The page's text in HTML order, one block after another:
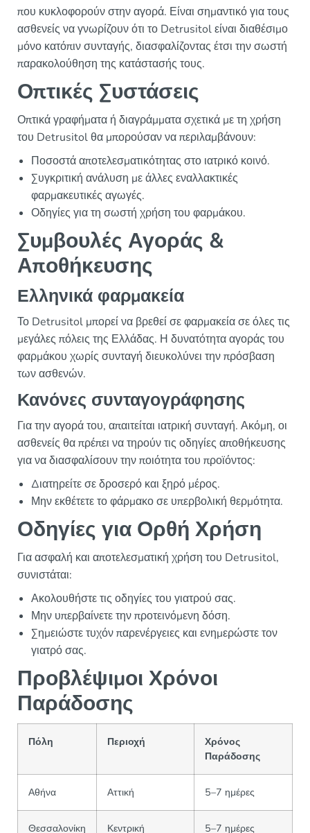
που κυκλοφορούν στην αγορά. Είναι σημαντικό για τους
ασθενείς να γνωρίζουν ότι το Detrusitol είναι διαθέσιμο
μόνο κατόπιν συνταγής, διασφαλίζοντας έτσι την σωστή
παρακολούθηση της κατάστασής τους.
Οπτικές Συστάσεις
Οπτικά γραφήματα ή διαγράμματα σχετικά με τη χρήση
του Detrusitol θα μπορούσαν να περιλαμβάνουν:
Ποσοστά αποτελεσματικότητας στο ιατρικό κοινό.
Συγκριτική ανάλυση με άλλες εναλλακτικές
φαρμακευτικές αγωγές.
Οδηγίες για τη σωστή χρήση του φαρμάκου.
Συμβουλές Αγοράς &
Αποθήκευσης
Ελληνικά φαρμακεία
Το Detrusitol μπορεί να βρεθεί σε φαρμακεία σε όλες τις
μεγάλες πόλεις της Ελλάδας. Η δυνατότητα αγοράς του
φαρμάκου χωρίς συνταγή διευκολύνει την πρόσβαση
των ασθενών.
Κανόνες συνταγογράφησης
Για την αγορά του, απαιτείται ιατρική συνταγή. Ακόμη, οι
ασθενείς θα πρέπει να τηρούν τις οδηγίες αποθήκευσης
για να διασφαλίσουν την ποιότητα του προϊόντος:
Διατηρείτε σε δροσερό και ξηρό μέρος.
Μην εκθέτετε το φάρμακο σε υπερβολική θερμότητα.
Οδηγίες για Ορθή Χρήση
Για ασφαλή και αποτελεσματική χρήση του Detrusitol,
συνιστάται:
Ακολουθήστε τις οδηγίες του γιατρού σας.
Μην υπερβαίνετε την προτεινόμενη δόση.
Σημειώστε τυχόν παρενέργειες και ενημερώστε τον
γιατρό σας.
Προβλέψιμοι Χρόνοι
Παράδοσης
Πόλη Περιοχή
Χρόνος
Παράδοσης
Αθήνα Αττική 5–7 ημέρες
Θεσσαλονίκη
Κεντρική
5–7 ημέρες